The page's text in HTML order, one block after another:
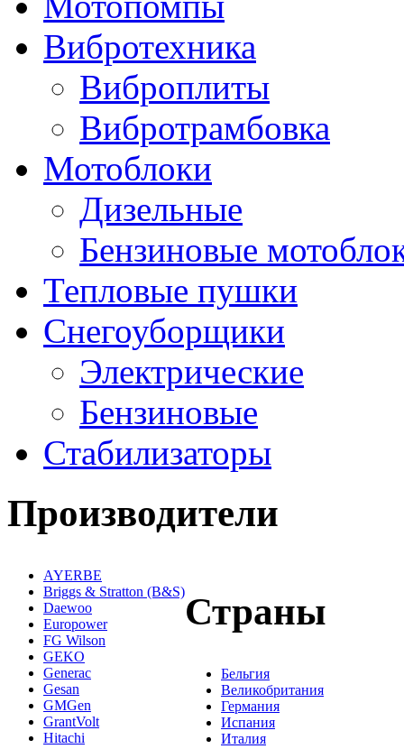
Вибротехника
Виброплиты
Вибротрамбовка
Мотоблоки
Дизельные
Бензиновые
Тепловые пушки
Снегоуборщики
Электрические
Бензиновые
Стабилизаторы
Производители
AYERBE
Briggs & Stratton (B&S)
Daewoo
Europower
FG Wilson
GEKO
Generac
Gesan
GMGen
GrantVolt
Hitachi
Страны
Бельгия
Великобритания
Германия
Испания
Италия